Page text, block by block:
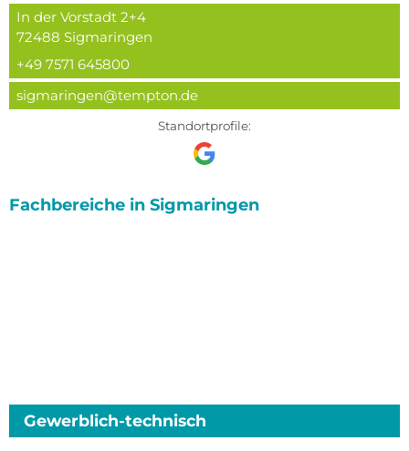
In der Vorstadt 2+4
72488 Sigmaringen
+49 7571 645800
sigmaringen@tempton.de
Standortprofile:
Fachbereiche in Sigmaringen
Gewerblich-technisch